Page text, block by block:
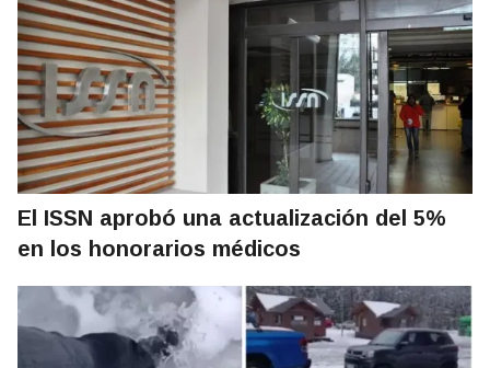
El ISSN aprobó una actualización del 5%
en los honorarios médicos